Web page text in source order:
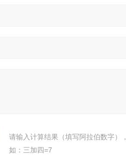
请输入计算结果（填写阿拉伯数字），
如：三加四=7